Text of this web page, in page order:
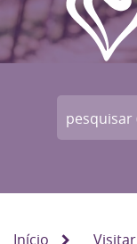
Início Visitar